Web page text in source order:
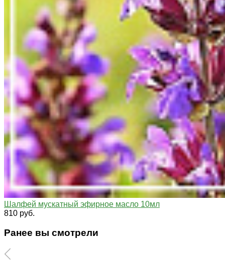
Шалфей мускатный эфирное масло 10мл
810 руб.
Ранее вы смотрели